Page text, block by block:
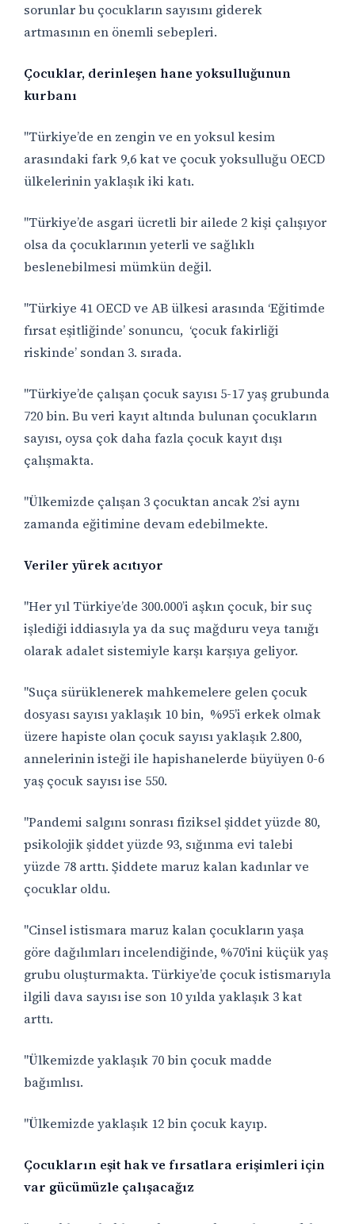
sorunlar bu çocukların sayısını giderek
artmasının en önemli sebepleri.
Çocuklar, derinleşen hane yoksulluğunun
kurbanı
"Türkiye’de en zengin ve en yoksul kesim
arasındaki fark 9,6 kat ve çocuk yoksulluğu OECD
ülkelerinin yaklaşık iki katı.
"Türkiye’de asgari ücretli bir ailede 2 kişi çalışıyor
olsa da çocuklarının yeterli ve sağlıklı
beslenebilmesi mümkün değil.
"Türkiye 41 OECD ve AB ülkesi arasında ‘Eğitimde
fırsat eşitliğinde’ sonuncu, ‘çocuk fakirliği
riskinde’ sondan 3. sırada.
"Türkiye’de çalışan çocuk sayısı 5-17 yaş grubunda
720 bin. Bu veri kayıt altında bulunan çocukların
sayısı, oysa çok daha fazla çocuk kayıt dışı
çalışmakta.
"Ülkemizde çalışan 3 çocuktan ancak 2’si aynı
zamanda eğitimine devam edebilmekte.
Veriler yürek acıtıyor
"Her yıl Türkiye’de 300.000’i aşkın çocuk, bir suç
işlediği iddiasıyla ya da suç mağduru veya tanığı
olarak adalet sistemiyle karşı karşıya geliyor.
"Suça sürüklenerek mahkemelere gelen çocuk
dosyası sayısı yaklaşık 10 bin, %95’i erkek olmak
üzere hapiste olan çocuk sayısı yaklaşık 2.800,
annelerinin isteği ile hapishanelerde büyüyen 0-6
yaş çocuk sayısı ise 550.
"Pandemi salgını sonrası fiziksel şiddet yüzde 80,
psikolojik şiddet yüzde 93, sığınma evi talebi
yüzde 78 arttı. Şiddete maruz kalan kadınlar ve
çocuklar oldu.
"Cinsel istismara maruz kalan çocukların yaşa
göre dağılımları incelendiğinde, %70'ini küçük yaş
grubu oluşturmakta. Türkiye’de çocuk istismarıyla
ilgili dava sayısı ise son 10 yılda yaklaşık 3 kat
arttı.
"Ülkemizde yaklaşık 70 bin çocuk madde
bağımlısı.
"Ülkemizde yaklaşık 12 bin çocuk kayıp.
Çocukların eşit hak ve fırsatlara erişimleri için
var gücümüzle çalışacağız